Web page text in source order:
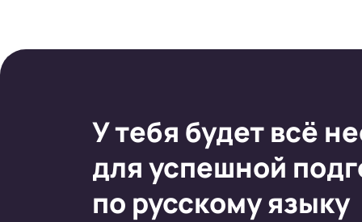
У тебя будет всё
для успешной
по русскому языку